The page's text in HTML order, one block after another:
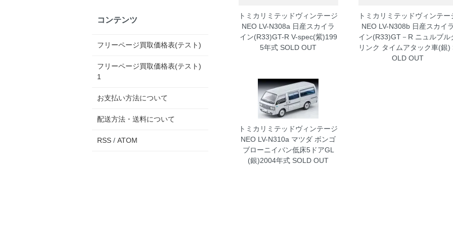
トミカリミテッドヴィンテージ
NEO LV-N308a 日産スカイラ
イン(R33)GT-R V-spec(紫)199
5年式 SOLD OUT
トミカリミテッドヴィンテー
NEO LV-N308b 日産スカイラ
イン(R33)GT－R ニュルブル
リンク タイムアタック車(銀)
OLD OUT
トミカリミテッドヴィンテージ
NEO LV-N310a マツダ ボンゴ
ブローニイバン低床5ドアGL
(銀)2004年式 SOLD OUT
コンテンツ
フリーページ買取価格表(テスト)
フリーページ買取価格表(テスト)
1
お支払い方法について
配送方法・送料について
RSS / ATOM